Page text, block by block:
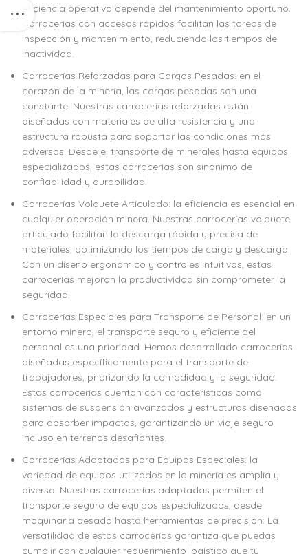
eficiencia operativa depende del mantenimiento oportuno.
Carrocerías con accesos rápidos facilitan las tareas de
inspección y mantenimiento, reduciendo los tiempos de
inactividad.
Carrocerías Reforzadas para Cargas Pesadas: en el
corazón de la minería, las cargas pesadas son una
constante. Nuestras carrocerías reforzadas están
diseñadas con materiales de alta resistencia y una
estructura robusta para soportar las condiciones más
adversas. Desde el transporte de minerales hasta equipos
especializados, estas carrocerías son sinónimo de
confiabilidad y durabilidad.
Carrocerías Volquete Articulado: la eficiencia es esencial en
cualquier operación minera. Nuestras carrocerías volquete
articulado facilitan la descarga rápida y precisa de
materiales, optimizando los tiempos de carga y descarga.
Con un diseño ergonómico y controles intuitivos, estas
carrocerías mejoran la productividad sin comprometer la
seguridad.
Carrocerías Especiales para Transporte de Personal: en un
entorno minero, el transporte seguro y eficiente del
personal es una prioridad. Hemos desarrollado carrocerías
diseñadas específicamente para el transporte de
trabajadores, priorizando la comodidad y la seguridad.
Estas carrocerías cuentan con características como
sistemas de suspensión avanzados y estructuras diseñadas
para absorber impactos, garantizando un viaje seguro
incluso en terrenos desafiantes.
Carrocerías Adaptadas para Equipos Especiales: la
variedad de equipos utilizados en la minería es amplia y
diversa. Nuestras carrocerías adaptadas permiten el
transporte seguro de equipos especializados, desde
maquinaria pesada hasta herramientas de precisión. La
versatilidad de estas carrocerías garantiza que puedas
cumplir con cualquier requerimiento logístico que tu